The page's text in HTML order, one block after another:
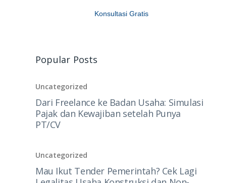
Konsultasi Gratis
Popular Posts
Uncategorized
Dari Freelance ke Badan Usaha: Simulasi
Pajak dan Kewajiban setelah Punya
PT/CV
Uncategorized
Mau Ikut Tender Pemerintah? Cek Lagi